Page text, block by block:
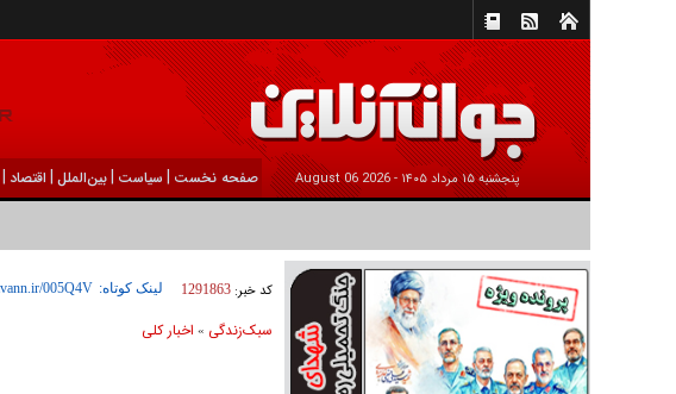
پنجشنبه ۱۵ مرداد ۱۴۰۵ - 2026 August 06 صفحه نخست | سیاست |بين‌الملل | اقتصاد |
کد خبر: 1291863 لینک کوتاه:
سبک‌زندگی » اخبار کلی